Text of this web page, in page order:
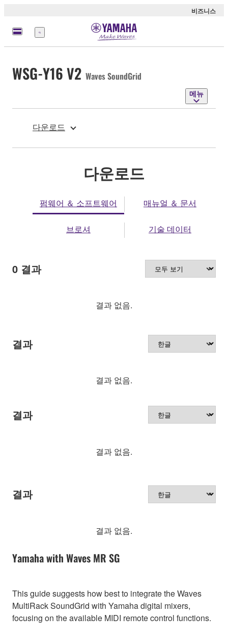
비즈니스
메
뉴
WSG-Y16 V2 Waves SoundGrid
메뉴
다운로드
다운로드
펌웨어 ＆ 소프트웨어 매뉴얼 ＆ 문서
브로셔 기술 데이터
0 결과
결과 없음.
결과
결과 없음.
결과
결과 없음.
결과
결과 없음.
Yamaha with Waves MR SG
This guide suggests how best to integrate the Waves
MultiRack SoundGrid with Yamaha digital mixers,
focusing on the available MIDI remote control functions.